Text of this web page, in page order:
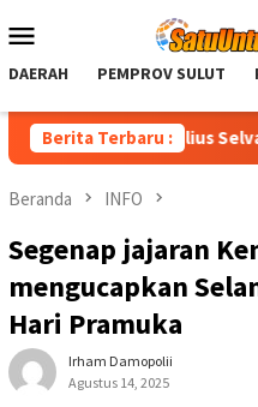
ke
Mobile
DAERAH PEMPROV SULUT
Berita Terbaru :
Sulut Yulius Selvanus Raih
Beranda INFO
Segenap jajaran
mengucapkan
Hari Pramuka
Irham Damopolii
Agustus 14, 2025